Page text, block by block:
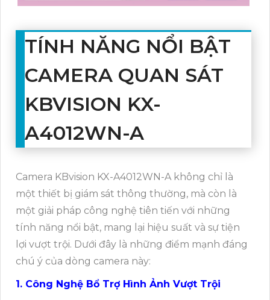
TÍNH NĂNG NỔI BẬT
CAMERA QUAN SÁT
KBVISION KX-
A4012WN-A
Camera KBvision KX-A4012WN-A không chỉ là
một thiết bị giám sát thông thường, mà còn là
một giải pháp công nghệ tiên tiến với những
tính năng nổi bật, mang lại hiệu suất và sự tiện
lợi vượt trội. Dưới đây là những điểm mạnh đáng
chú ý của dòng camera này:
1. Công Nghệ Bổ Trợ Hình Ảnh Vượt Trội